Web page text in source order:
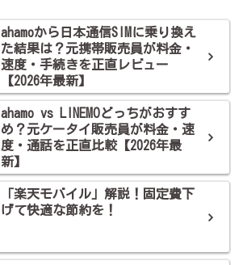
ahamoから日本通信SIMに乗り換え
た結果は？元携帯販売員が料金・
速度・手続きを正直レビュー
【2026年最新】
ahamo vs LINEMOどっちがおすす
め？元ケータイ販売員が料金・速
度・通話を正直比較【2026年最
新】
「楽天モバイル」解説！固定費下
げて快適な節約を！